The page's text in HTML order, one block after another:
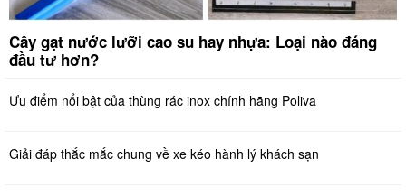
Cây gạt nước lưỡi cao su hay nhựa: Loại nào đáng
đầu tư hơn?
Ưu điểm nổi bật của thùng rác inox chính hãng Poliva
Giải đáp thắc mắc chung về xe kéo hành lý khách sạn